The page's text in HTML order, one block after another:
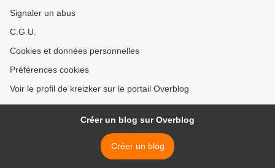
Signaler un abus
C.G.U.
Cookies et données personnelles
Préférences cookies
Voir le profil de kreizker sur le portail Overblog
Créer un blog sur Overblog
Créer un blog